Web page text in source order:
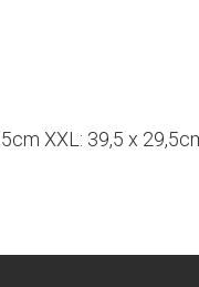
XXL: 39,5 x